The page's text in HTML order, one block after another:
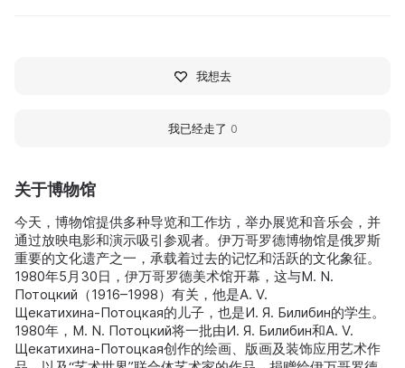
关于博物馆
今天，博物馆提供多种导览和工作坊，举办展览和音乐会，并
通过放映电影和演示吸引参观者。伊万哥罗德博物馆是俄罗斯
重要的文化遗产之一，承载着过去的记忆和活跃的文化象征。
1980年5月30日，伊万哥罗德美术馆开幕，这与M. N.
Потоцкий（1916–1998）有关，他是A. V.
Щекатихина‑Потоцкая的儿子，也是И. Я. Билибин的学生。
1980年，M. N. Потоцкий将一批由И. Я. Билибин和A. V.
Щекатихина‑Потоцкая创作的绘画、版画及装饰应用艺术作
我想去
我已经走了 0